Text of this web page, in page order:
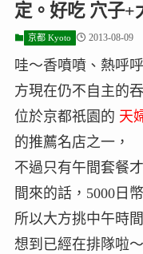
定。好吃 穴子+
京都 Kyoto 2013-08-09
哇～香噴噴、熱呼
方現在仍不自主的
位於京都祇園的 天
的推薦名店之一，
不過只有午間套餐
間來的話，5000日
所以大方挑中午時
想到已經在排隊啦～